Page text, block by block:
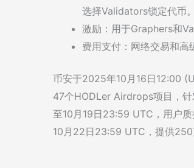
选择Validators锁定代币。
激励：用于Graphers和
费用支付：网络交易和高
币安于2025年10月16日12:00
47个HODLer Airdrops项目，
至10月19日23:59 UTC，用户
10月22日23:59 UTC，提供250